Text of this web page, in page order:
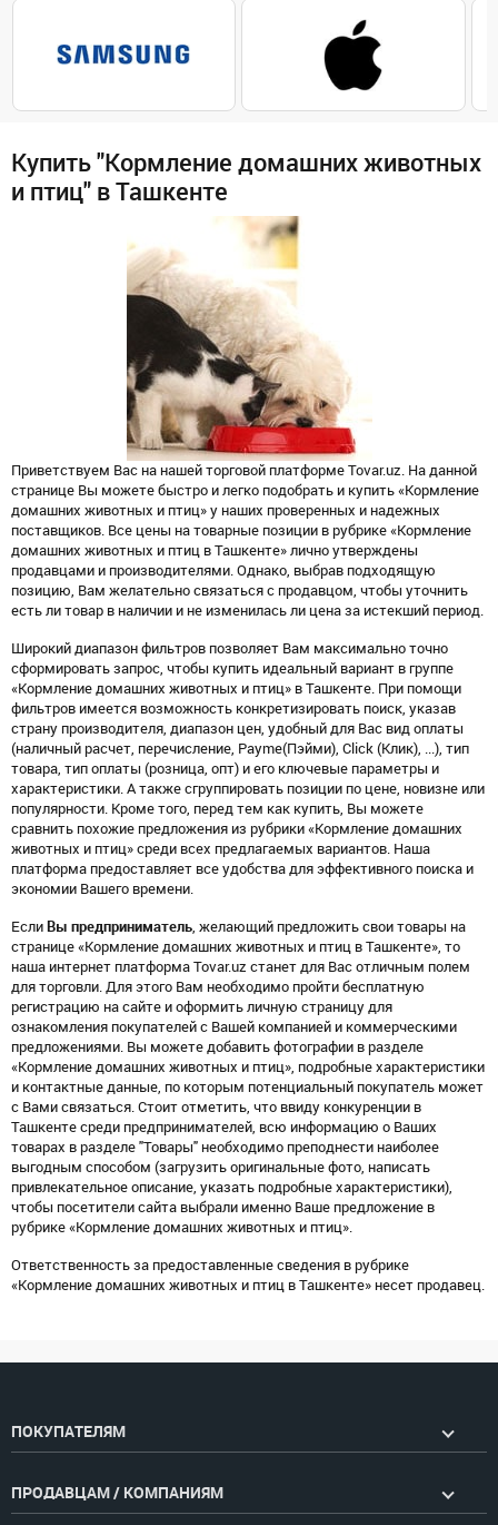
Купить "Кормление домашних животных
и птиц" в Ташкенте
Приветствуем Вас на нашей торговой платформе Tovar.uz. На данной
странице Вы можете быстро и легко подобрать и купить «Кормление
домашних животных и птиц» у наших проверенных и надежных
поставщиков. Все цены на товарные позиции в рубрике «Кормление
домашних животных и птиц в Ташкенте» лично утверждены
продавцами и производителями. Однако, выбрав подходящую
позицию, Вам желательно связаться с продавцом, чтобы уточнить
есть ли товар в наличии и не изменилась ли цена за истекший период.
Широкий диапазон фильтров позволяет Вам максимально точно
сформировать запрос, чтобы купить идеальный вариант в группе
«Кормление домашних животных и птиц» в Ташкенте. При помощи
фильтров имеется возможность конкретизировать поиск, указав
страну производителя, диапазон цен, удобный для Вас вид оплаты
(наличный расчет, перечисление, Payme(Пэйми), Click (Клик), ...), тип
товара, тип оплаты (розница, опт) и его ключевые параметры и
характеристики. А также сгруппировать позиции по цене, новизне или
популярности. Кроме того, перед тем как купить, Вы можете
сравнить похожие предложения из рубрики «Кормление домашних
животных и птиц» среди всех предлагаемых вариантов. Наша
платформа предоставляет все удобства для эффективного поиска и
экономии Вашего времени.
Если Вы предприниматель, желающий предложить свои товары на
странице «Кормление домашних животных и птиц в Ташкенте», то
наша интернет платформа Tovar.uz станет для Вас отличным полем
для торговли. Для этого Вам необходимо пройти бесплатную
регистрацию на сайте и оформить личную страницу для
ознакомления покупателей с Вашей компанией и коммерческими
предложениями. Вы можете добавить фотографии в разделе
«Кормление домашних животных и птиц», подробные характеристики
и контактные данные, по которым потенциальный покупатель может
с Вами связаться. Стоит отметить, что ввиду конкуренции в
Ташкенте среди предпринимателей, всю информацию о Ваших
товарах в разделе "Товары" необходимо преподнести наиболее
выгодным способом (загрузить оригинальные фото, написать
привлекательное описание, указать подробные характеристики),
чтобы посетители сайта выбрали именно Ваше предложение в
рубрике «Кормление домашних животных и птиц».
Ответственность за предоставленные сведения в рубрике
«Кормление домашних животных и птиц в Ташкенте» несет продавец.
ПОКУПАТЕЛЯМ
ПРОДАВЦАМ / КОМПАНИЯМ